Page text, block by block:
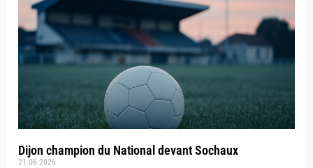
Dijon champion du National devant Sochaux
21.06.2026